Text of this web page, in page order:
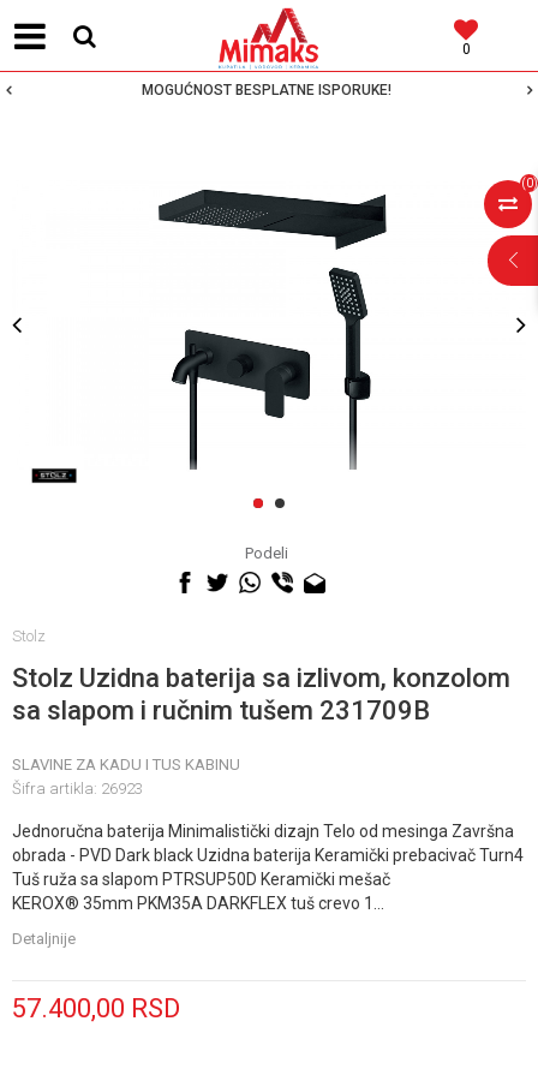
0
MOGUĆNOST BESPLATNE ISPORUKE!
(0)
1 2
Podeli
Stolz
Stolz Uzidna baterija sa izlivom, konzolom
sa slapom i ručnim tušem 231709B
SLAVINE ZA KADU I TUS KABINU
Šifra artikla: 26923
Jednoručna baterija Minimalistički dizajn Telo od mesinga Završna
obrada - PVD Dark black Uzidna baterija Keramički prebacivač Turn4
Tuš ruža sa slapom PTRSUP50D Keramički mešač
KEROX® 35mm PKM35A DARKFLEX tuš crevo 1
Detaljnije
57.400,00 RSD
KUPOVINI
Za više informacija,